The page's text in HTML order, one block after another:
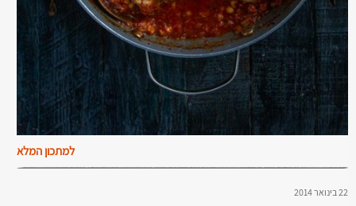
למתכון המלא
22 בינואר 2014